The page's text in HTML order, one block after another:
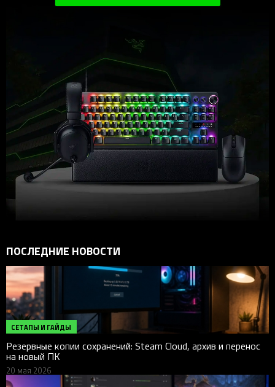
ПОСЛЕДНИЕ НОВОСТИ
СЕТАПЫ И ГАЙДЫ
Резервные копии сохранений: Steam Cloud, архив и перенос
на новый ПК
20 мая 2026